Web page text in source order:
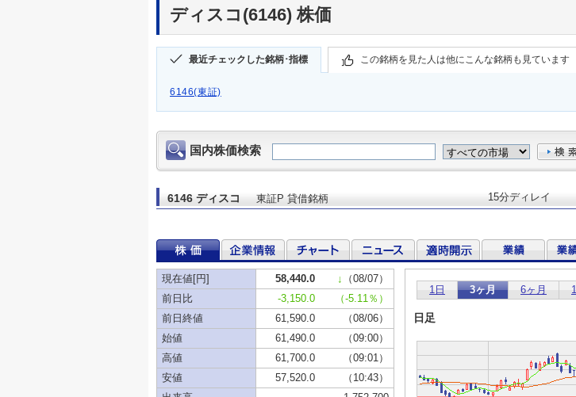
ディスコ(6146) 株価
最近チェックした銘柄･指標 この銘柄を見た人は他にこんな銘柄も見ています
6146(東証)